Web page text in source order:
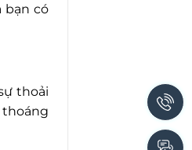
bạn có
thoải